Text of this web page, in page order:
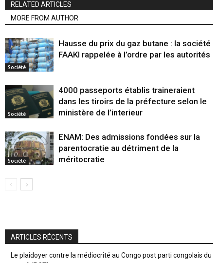
RELATED ARTICLES
MORE FROM AUTHOR
Société
Hausse du prix du gaz butane : la société
FAAKI rappelée à l’ordre par les autorités
Société
4000 passeports établis traineraient
dans les tiroirs de la préfecture selon le
ministère de l’interieur
Société
ENAM: Des admissions fondées sur la
parentocratie au détriment de la
méritocratie
ARTICLES RÉCENTS
Le plaidoyer contre la médiocrité au Congo post parti congolais du